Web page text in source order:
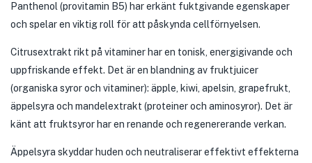
Panthenol (provitamin B5) har erkänt fuktgivande egenskaper
och spelar en viktig roll för att påskynda cellförnyelsen.
Citrusextrakt rikt på vitaminer har en tonisk, energigivande och
uppfriskande effekt. Det är en blandning av fruktjuicer
(organiska syror och vitaminer): äpple, kiwi, apelsin, grapefrukt,
äppelsyra och mandelextrakt (proteiner och aminosyror). Det är
känt att fruktsyror har en renande och regenererande verkan.
Äppelsyra skyddar huden och neutraliserar effektivt effekterna